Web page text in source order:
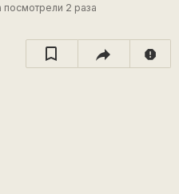
2 раза
report